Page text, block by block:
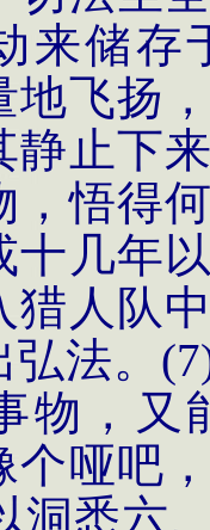
来储存
地飞扬
静止下
，悟得
十几年
猎人队
法。
物，又
个哑吧
洞悉六